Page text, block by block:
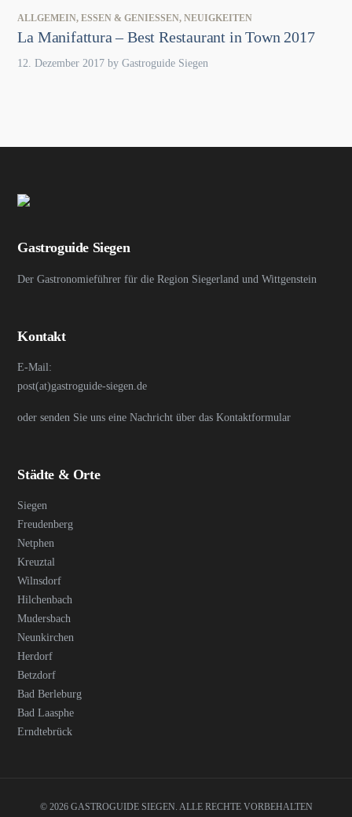
ALLGEMEIN,ESSEN & GENIESSEN ,NEUIGKEITEN
La Manifattura – Best Restaurant in Town 2017
12. Dezember 2017 byGastroguide Siegen
Gastroguide Siegen
Der Gastronomieführer für die Region Siegerland und Wittgenstein
Kontakt
E-Mail:
post(at)gastroguide-siegen.de
oder senden Sie uns eine Nachricht über das Kontaktformular
Städte & Orte
Siegen
Freudenberg
Netphen
Kreuztal
Wilnsdorf
Hilchenbach
Mudersbach
Neunkirchen
Herdorf
Betzdorf
Bad Berleburg
Bad Laasphe
Erndtebrück
© 2026 GASTROGUIDE SIEGEN. ALLE RECHTE VORBEHALTEN